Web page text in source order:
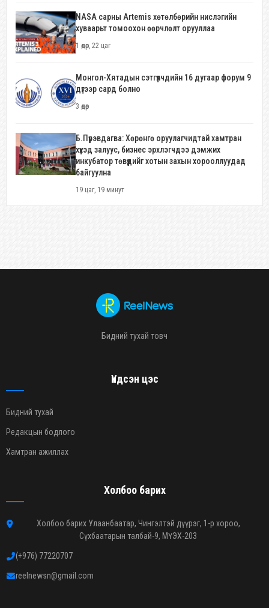
NASA сарны Artemis хөтөлбөрийн нислэгийн
хуваарьт томоохон өөрчлөлт орууллаа
1 өдөр, 22 цаг
Монгол-Хятадын сэтгүүлчдийн 16 дугаар форум 9
дүгээр сард болно
3 өдөр
Б.Пүрэвдагва: Хөрөнгө оруулагчидтай хамтран
хүүхэд залуус, бизнес эрхлэгчдээ дэмжих
инкубатор төвүүдийг хотын захын хорооллуудад
байгуулна
19 цаг, 19 минут
Бидний тухай товч
Үндсэн цэс
Бидний тухай
Редакцын бодлого
Хамтран ажиллах
Холбоо барих
Холбоо барих Улаанбаатар, Чингэлтэй дүүрэг, 1-р хороо,
Сүхбаатарын талбай-9, МҮЭХ-203
(+976) 77220707
reelnewsn@gmail.com